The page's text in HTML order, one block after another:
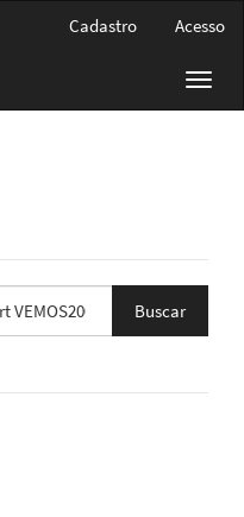
Cadastro Acesso